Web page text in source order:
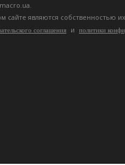
сайте являются собственностью
соглашения и политики